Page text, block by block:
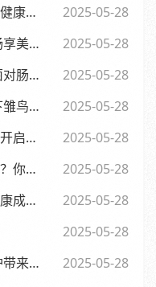
方式
2025-05-28
小确幸
2025-05-28
及功效
2025-05-28
食用
2025-05-28
每一天
2025-05-28
道的
2025-05-28
探索
2025-05-28
2025-05-28
体验
2025-05-28